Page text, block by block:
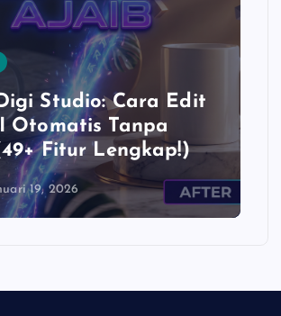
Studio: Cara Edit
Otomatis Tanpa
Fitur Lengkap!)
19, 2026